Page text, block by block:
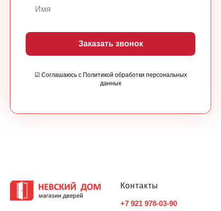
Заказать звонок
☑ Соглашаюсь с Политикой обработки персональных
данных
Контакты
+7 921 978-03-90